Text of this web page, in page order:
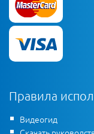
Правила
Видеогид